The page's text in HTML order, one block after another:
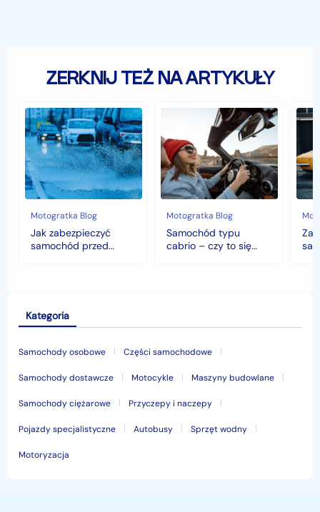
ZERKNIJ TEŻ NA ARTYKUŁY
Jak
zabezpieczyć
samochód
przed
jesiennymi
chłodami
i
deszczem?
Motogratka Blog
Jak zabezpieczyć
samochód przed
Samochód
cabrio
–
czy
to
się
opłaca
w
polskim
klimacie?
Motogratka Blog
Samochód typu
cabrio – czy to się
czyli
Kategoria
Samochody osobowe Części samochodowe
Samochody dostawcze Motocykle Maszyny budowlane
Samochody ciężarowe Przyczepy i naczepy
Pojazdy specjalistyczne Autobusy Sprzęt wodny
Motoryzacja